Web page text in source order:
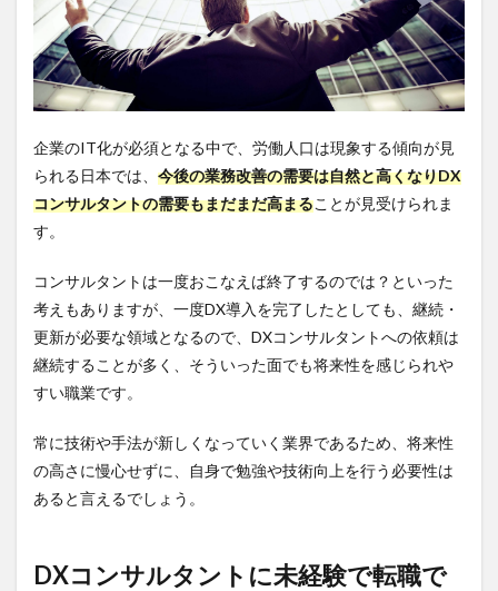
企業のIT化が必須となる中で、労働人口は現象する傾向が見
られる日本では、 今後の業務改善の需要は自然と高くなりDX
コンサルタントの需要もまだまだ高まることが見受けられま
す。
コンサルタントは一度おこなえば終了するのでは？といった
考えもありますが、一度DX導入を完了したとしても、継続・
更新が必要な領域となるので、DXコンサルタントへの依頼は
継続することが多く、そういった面でも将来性を感じられや
すい職業です。
常に技術や手法が新しくなっていく業界であるため、将来性
の高さに慢心せずに、自身で勉強や技術向上を行う必要性は
あると言えるでしょう。
DXコンサルタントに未経験で転職で